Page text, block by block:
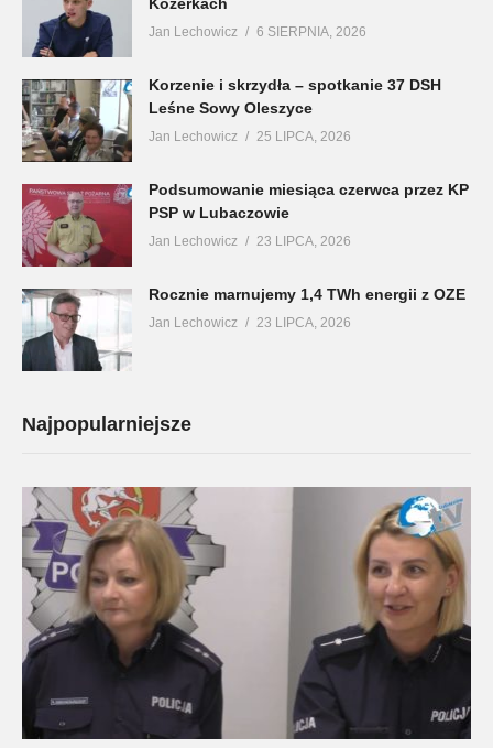
Jan Lechowicz 6 SIERPNIA, 2026
Korzenie i skrzydła – spotkanie 37 DSH
Leśne Sowy Oleszyce
Jan Lechowicz 25 LIPCA, 2026
Podsumowanie miesiąca czerwca przez KP
PSP w Lubaczowie
Jan Lechowicz 23 LIPCA, 2026
Rocznie marnujemy 1,4 TWh energii z OZE
Jan Lechowicz 23 LIPCA, 2026
Najpopularniejsze